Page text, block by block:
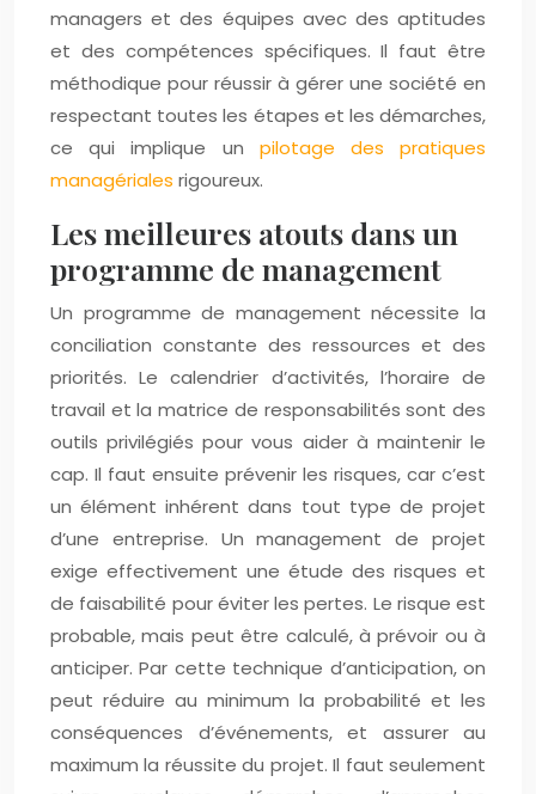
managers et des équipes avec des aptitudes
et des compétences spécifiques. Il faut être
méthodique pour réussir à gérer une société en
respectant toutes les étapes et les démarches,
ce qui implique un pilotage des pratiques
managériales rigoureux.
Les meilleures atouts dans un
programme de management
Un programme de management nécessite la
conciliation constante des ressources et des
priorités. Le calendrier d’activités, l’horaire de
travail et la matrice de responsabilités sont des
outils privilégiés pour vous aider à maintenir le
cap. Il faut ensuite prévenir les risques, car c’est
un élément inhérent dans tout type de projet
d’une entreprise. Un management de projet
exige effectivement une étude des risques et
de faisabilité pour éviter les pertes. Le risque est
probable, mais peut être calculé, à prévoir ou à
anticiper. Par cette technique d’anticipation, on
peut réduire au minimum la probabilité et les
conséquences d’événements, et assurer au
maximum la réussite du projet. Il faut seulement